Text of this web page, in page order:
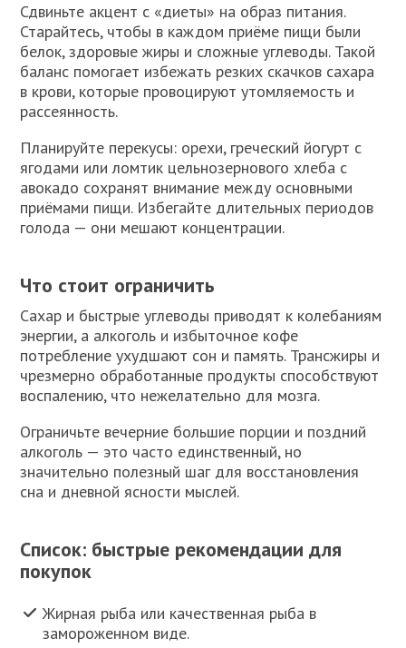
Сдвиньте акцент с «диеты» на образ питания.
Старайтесь, чтобы в каждом приёме пищи были
белок, здоровые жиры и сложные углеводы. Такой
баланс помогает избежать резких скачков сахара
в крови, которые провоцируют утомляемость и
рассеянность.
Планируйте перекусы: орехи, греческий йогурт с
ягодами или ломтик цельнозернового хлеба с
авокадо сохранят внимание между основными
приёмами пищи. Избегайте длительных периодов
голода — они мешают концентрации.
Что стоит ограничить
Сахар и быстрые углеводы приводят к колебаниям
энергии, а алкоголь и избыточное кофе
потребление ухудшают сон и память. Трансжиры и
чрезмерно обработанные продукты способствуют
воспалению, что нежелательно для мозга.
Ограничьте вечерние большие порции и поздний
алкоголь — это часто единственный, но
значительно полезный шаг для восстановления
сна и дневной ясности мыслей.
Список: быстрые рекомендации для
покупок
Жирная рыба или качественная рыба в
замороженном виде.